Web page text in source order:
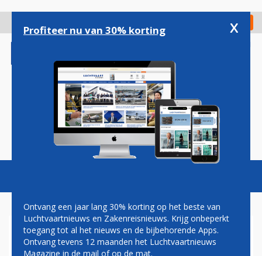
gaan
Check in
Magazine Podcasts Vacatures
AIRBUS EN BOEING WIJZEN
Profiteer nu van 30% korting x
Ontvang een jaar lang 30% korting op het beste van
Luchtvaartnieuws en Zakenreisnieuws. Krijg onbeperkt
toegang tot al het nieuws en de bijbehorende Apps.
Ontvang tevens 12 maanden het Luchtvaartnieuws
Magazine in de mail of op de mat.